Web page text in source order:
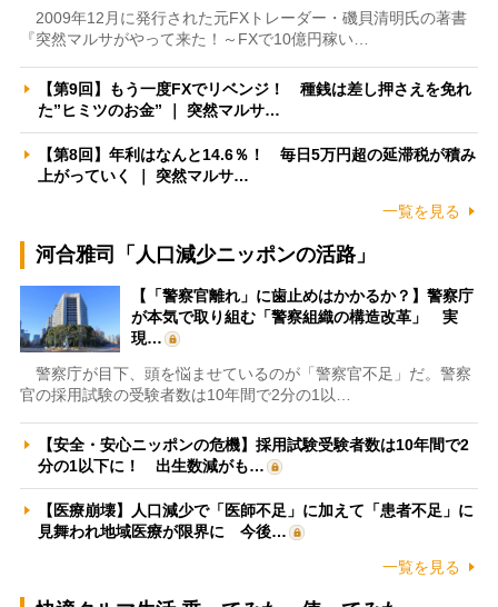
2009年12月に発行された元FXトレーダー・磯貝清明氏の著書
『突然マルサがやって来た！～FXで10億円稼い…
【第9回】もう一度FXでリベンジ！ 種銭は差し押さえを免れ
た”ヒミツのお金” ｜ 突然マルサ…
【第8回】年利はなんと14.6％！ 毎日5万円超の延滞税が積み
上がっていく ｜ 突然マルサ…
一覧を見る
河合雅司「人口減少ニッポンの活路」
【「警察官離れ」に歯止めはかかるか？】警察庁
が本気で取り組む「警察組織の構造改革」 実
現…
警察庁が目下、頭を悩ませているのが「警察官不足」だ。警察
官の採用試験の受験者数は10年間で2分の1以…
【安全・安心ニッポンの危機】採用試験受験者数は10年間で2
分の1以下に！ 出生数減がも…
【医療崩壊】人口減少で「医師不足」に加えて「患者不足」に
見舞われ地域医療が限界に 今後…
一覧を見る